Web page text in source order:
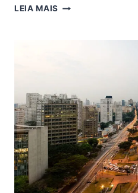
LEIA MAIS A
DESIGUALDADE
E
FALHAS
NA
GESTÃO
PÚBLICA